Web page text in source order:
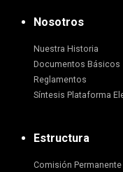
Nosotros
Nuestra Historia
Documentos Básicos
Reglamentos
Síntesis Plataforma
Estructura
Comisión Permanente